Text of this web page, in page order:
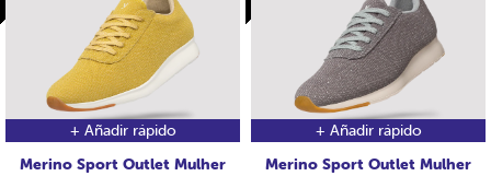
+ Añadir rápido
Merino Sport Outlet Mulher
+ Añadir rápido
Merino Sport Outlet Mulher